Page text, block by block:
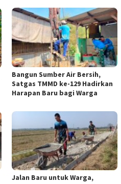
Bangun Sumber Air Bersih,
Satgas TMMD ke-129 Hadirkan
Harapan Baru bagi Warga
Jalan Baru untuk Warga,